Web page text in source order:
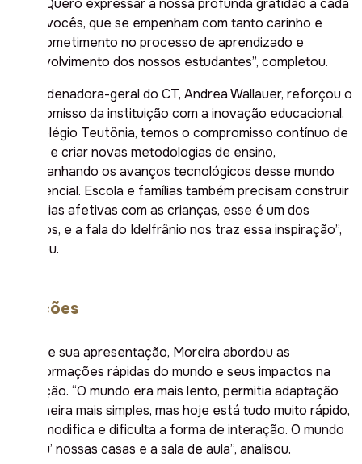
filhos. Quero expressar a nossa profunda gratidão a cada
um de vocês, que se empenham com tanto carinho e
comprometimento no processo de aprendizado e
desenvolvimento dos nossos estudantes”, completou.
A coordenadora-geral do CT, Andrea Wallauer, reforçou o
compromisso da instituição com a inovação educacional.
“No Colégio Teutônia, temos o compromisso contínuo de
buscar e criar novas metodologias de ensino,
acompanhando os avanços tecnológicos desse mundo
exponencial. Escola e famílias também precisam construir
memórias afetivas com as crianças, esse é um dos
desafios, e a fala do Idelfrânio nos traz essa inspiração”,
apontou.
Relações
Durante sua apresentação, Moreira abordou as
transformações rápidas do mundo e seus impactos na
educação. “O mundo era mais lento, permitia adaptação
de maneira mais simples, mas hoje está tudo muito rápido,
o que modifica e dificulta a forma de interação. O mundo
‘invadiu’ nossas casas e a sala de aula”, analisou.